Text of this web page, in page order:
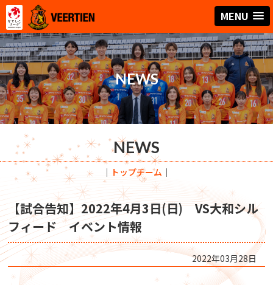
MENU
NEWS
NEWS
｜ トップチーム ｜
【試合告知】2022年4月3日(日) VS大和シル
フィード イベント情報
2022年03月28日